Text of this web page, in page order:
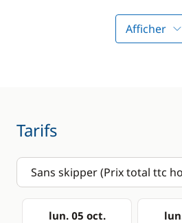
Afficher
Tarifs
lun. 05 oct.